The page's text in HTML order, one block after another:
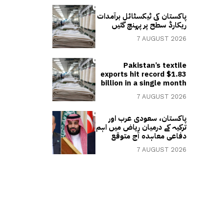
پاکستان کی ٹیکسٹائل برآمدات
ریکارڈ سطح پر پہنچ گئیں
7 AUGUST 2026
Pakistan’s textile
exports hit record $1.83
billion in a single month
7 AUGUST 2026
پاکستان، سعودی عرب اور
ترکیہ کے درمیان ریاض میں اہم
دفاعی معاہدہ آج متوقع
7 AUGUST 2026